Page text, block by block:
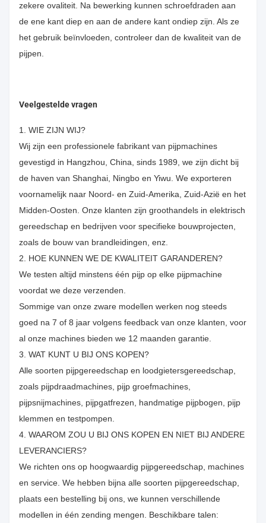
zekere ovaliteit. Na bewerking kunnen schroefdraden aan
de ene kant diep en aan de andere kant ondiep zijn. Als ze
het gebruik beïnvloeden, controleer dan de kwaliteit van de
pijpen.
Veelgestelde vragen
1. WIE ZIJN WIJ?
Wij zijn een professionele fabrikant van pijpmachines
gevestigd in Hangzhou, China, sinds 1989, we zijn dicht bij
de haven van Shanghai, Ningbo en Yiwu. We exporteren
voornamelijk naar Noord- en Zuid-Amerika, Zuid-Azië en het
Midden-Oosten. Onze klanten zijn groothandels in elektrisch
gereedschap en bedrijven voor specifieke bouwprojecten,
zoals de bouw van brandleidingen, enz.
2. HOE KUNNEN WE DE KWALITEIT GARANDEREN?
We testen altijd minstens één pijp op elke pijpmachine
voordat we deze verzenden.
Sommige van onze zware modellen werken nog steeds
goed na 7 of 8 jaar volgens feedback van onze klanten, voor
al onze machines bieden we 12 maanden garantie.
3. WAT KUNT U BIJ ONS KOPEN?
Alle soorten pijpgereedschap en loodgietersgereedschap,
zoals pijpdraadmachines, pijp groefmachines,
pijpsnijmachines, pijpgatfrezen, handmatige pijpbogen, pijp
klemmen en testpompen.
4. WAAROM ZOU U BIJ ONS KOPEN EN NIET BIJ ANDERE
LEVERANCIERS?
We richten ons op hoogwaardig pijpgereedschap, machines
en service. We hebben bijna alle soorten pijpgereedschap,
plaats een bestelling bij ons, we kunnen verschillende
modellen in één zending mengen. Beschikbare talen: